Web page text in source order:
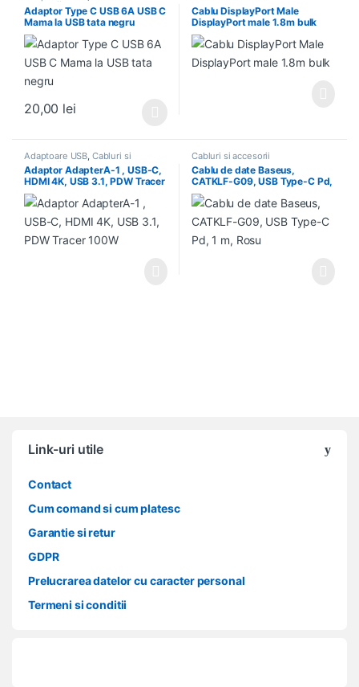
accesorii
Adaptor Type C USB 6A USB C
Mama la USB tata negru
20,00 lei
Acest produs are mai multe variații. Opțiunile pot fi alese în
Cablu DisplayPort Male
DisplayPort male 1.8m bulk
Adaptoare USB Cabluri si
accesorii
Adaptor AdapterA-1 , USB-C,
HDMI 4K, USB 3.1, PDW Tracer
100W
Cabluri si accesorii
Cablu de date Baseus,
CATKLF-G09, USB Type-C Pd,
1 m, Rosu
Link-uri utile
Contact
Cum comand si cum platesc
Garantie si retur
GDPR
Prelucrarea datelor cu caracter personal
Termeni si conditii